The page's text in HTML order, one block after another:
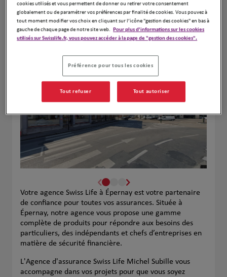
Naviguer Itinéraire
Votre agence Swiss Life à Épernay est votre partenaire
de confiance pour toutes vos assurances. Située à
Épernay, notre agence vous propose une gamme
complète de produits pour répondre aux besoins des
particuliers, des indépendants et chefs d’entreprises en
matière de sécurité financière.
L'Agence d'assurance Swiss Life Michel Subille vous
accompagne dans vos projets pour que vous soyez
cookies utilisés et vous permettent de donner ou retirer votre consentement
globalement ou de paramétrer vos préférences par finalité de cookies. Vous pouvez à
tout moment modifier vos choix en cliquant sur l’icône "gestion des cookies" en bas à
gauche de chaque page de notre site web. Pour plus d'informations sur les cookies
utilisés sur Swisslife.fr, vous pouvez accéder à la page de "gestion des cookies".
Préférence pour tous les cookies
Tout refuser Tout autoriser